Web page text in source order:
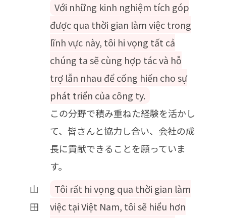
Với những kinh nghiệm tích góp
được qua thời gian làm việc trong
lĩnh vực này, tôi hi vọng tất cả
chúng ta sẽ cùng hợp tác và hỗ
trợ lẫn nhau để cống hiến cho sự
phát triển của công ty.
この分野で積み重ねた経験を活かし
て、皆さんと協力し合い、会社の成
長に貢献できることを願っていま
す。
山
田
Tôi rất hi vọng qua thời gian làm
việc tại Việt Nam, tôi sẽ hiểu hơn